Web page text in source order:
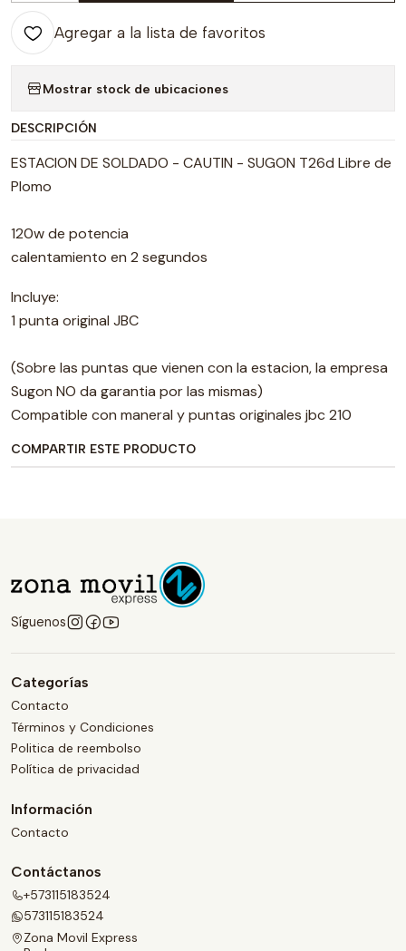
Agregar a la lista de favoritos
Mostrar stock de ubicaciones
DESCRIPCIÓN
ESTACION DE SOLDADO - CAUTIN - SUGON T26d Libre de
Plomo
120w de potencia
calentamiento en 2 segundos
Incluye:
1 punta original JBC
(Sobre las puntas que vienen con la estacion, la empresa
Sugon NO da garantia por las mismas)
Compatible con maneral y puntas originales jbc 210
COMPARTIR ESTE PRODUCTO
Síguenos
Categorías
Contacto
Términos y Condiciones
Politica de reembolso
Política de privacidad
Información
Contacto
Contáctanos
+573115183524
573115183524
Zona Movil Express